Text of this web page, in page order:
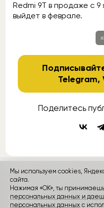
Redmi 9T в продаже с 9
выйдет в феврале.
Telegram,
Поделитесь
контакты
Rozetked © 2026
Мы используем cookies,
сайта.
Нажимая «ОК», ты
персональных данных и
персональных данных с